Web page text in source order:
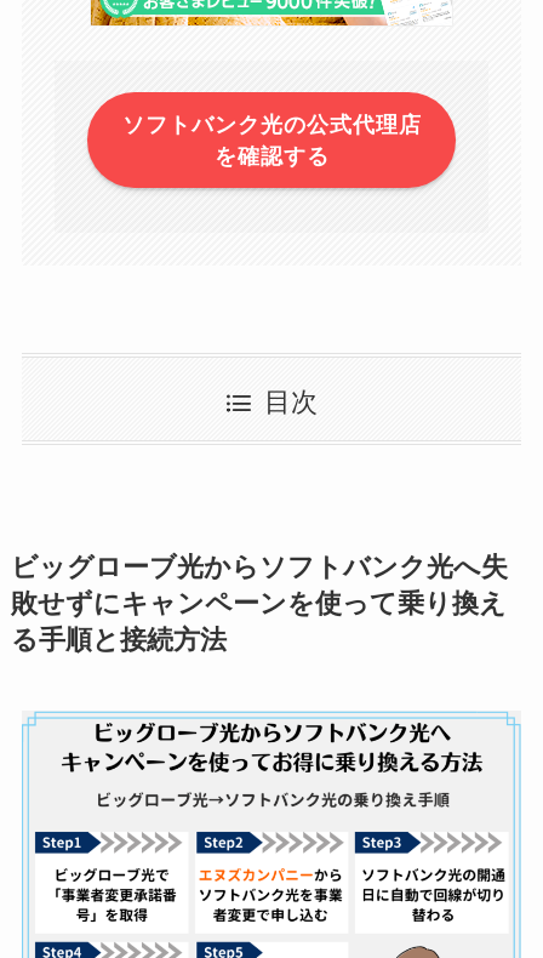
ソフトバンク光の公式代理店
を確認する
目次
ビッグローブ光からソフトバンク光へ失
敗せずにキャンペーンを使って乗り換え
る手順と接続方法